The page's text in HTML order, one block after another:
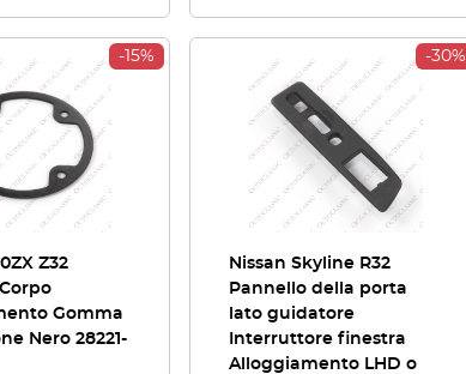
-15%
Z32
Gomma
Nero 28221-
-30%
Nissan Skyline R32
Pannello della porta
lato guidatore
Interruttore finestra
Alloggiamento LHD o